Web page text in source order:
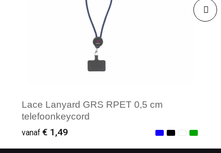
Lace Lanyard GRS RPET 0,5 cm
telefoonkeycord
vanaf € 1,49